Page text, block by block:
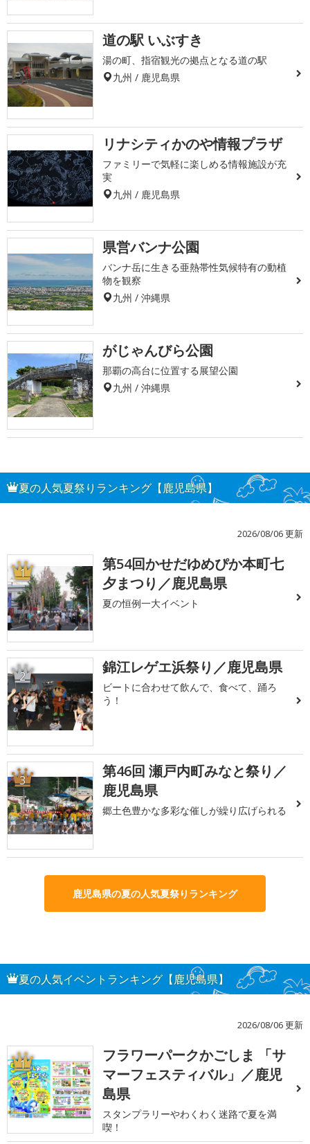
道の駅 いぶすき
湯の町、指宿観光の拠点となる道の駅
九州 / 鹿児島県
リナシティかのや情報プラザ
ファミリーで気軽に楽しめる情報施設が充
実
九州 / 鹿児島県
県営バンナ公園
バンナ岳に生きる亜熱帯性気候特有の動植
物を観察
九州 / 沖縄県
がじゃんびら公園
那覇の高台に位置する展望公園
九州 / 沖縄県
夏の人気夏祭りランキング【鹿児島県】
2026/08/06 更新
1
第54回かせだゆめぴか本町七
夕まつり／鹿児島県
夏の恒例一大イベント
2 錦江レゲエ浜祭り／鹿児島県
ビートに合わせて飲んで、食べて、踊ろ
う！
3
第46回 瀬戸内町みなと祭り／
鹿児島県
郷土色豊かな多彩な催しが繰り広げられる
鹿児島県の夏の人気夏祭りランキング
夏の人気イベントランキング【鹿児島県】
2026/08/06 更新
1
フラワーパークかごしま 「サ
マーフェスティバル」／鹿児
島県
スタンプラリーやわくわく迷路で夏を満
喫！